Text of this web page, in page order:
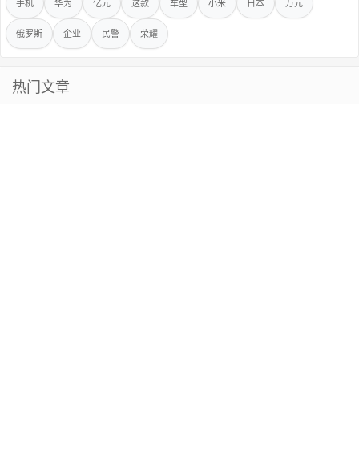
手机 华为 亿元 这款 车型 小米 日本 万元
俄罗斯 企业 民警 荣耀
热门文章